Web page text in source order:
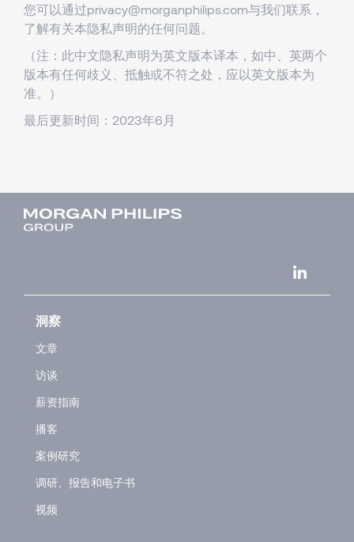
您可以通过privacy@morganphilips.com与我们联系，
了解有关本隐私声明的任何问题。
（注：此中文隐私声明为英文版本译本，如中、英两个
版本有任何歧义、抵触或不符之处，应以英文版本为
准。）
最后更新时间：2023年6月
洞察
文章
访谈
薪资指南
播客
案例研究
调研、报告和电子书
视频